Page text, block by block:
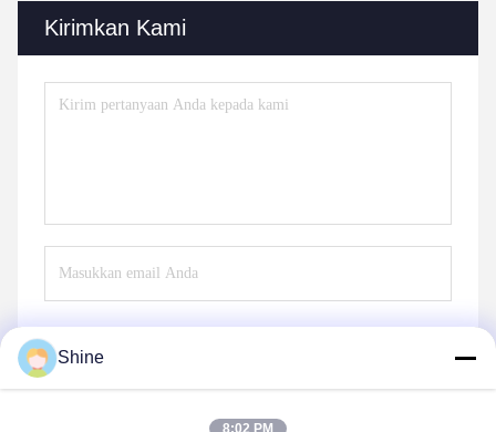
Kirimkan Kami
Shine
8:02 PM